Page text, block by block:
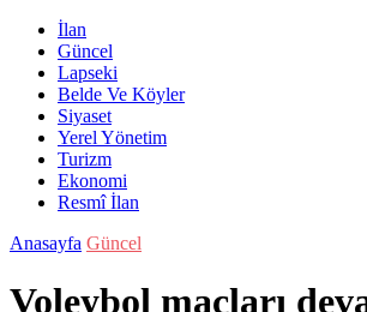
İlan
Güncel
Lapseki
Belde Ve Köyler
Siyaset
Yerel Yönetim
Turizm
Ekonomi
Resmî İlan
Anasayfa Güncel
Voleybol maçları